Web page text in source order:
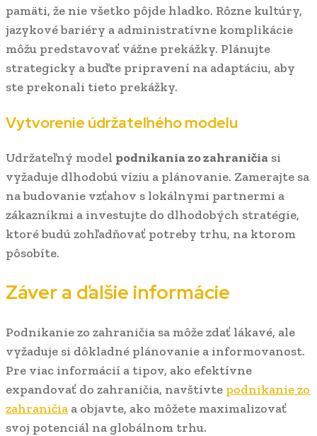
pamäti, že nie všetko pôjde hladko. Rôzne kultúry,
jazykové bariéry a administratívne komplikácie
môžu predstavovať vážne prekážky. Plánujte
strategicky a buďte pripravení na adaptáciu, aby
ste prekonali tieto prekážky.
Vytvorenie údržateľného modelu
Udržateľný model podnikania zo zahraničia si
vyžaduje dlhodobú víziu a plánovanie. Zamerajte sa
na budovanie vzťahov s lokálnymi partnermi a
zákazníkmi a investujte do dlhodobých stratégie,
ktoré budú zohľadňovať potreby trhu, na ktorom
pôsobíte.
Záver a ďalšie informácie
Podnikanie zo zahraničia sa môže zdať lákavé, ale
vyžaduje si dôkladné plánovanie a informovanost.
Pre viac informácií a tipov, ako efektívne
expandovať do zahraničia, navštívte podnikanie zo
zahraničia a objavte, ako môžete maximalizovať
svoj potenciál na globálnom trhu.